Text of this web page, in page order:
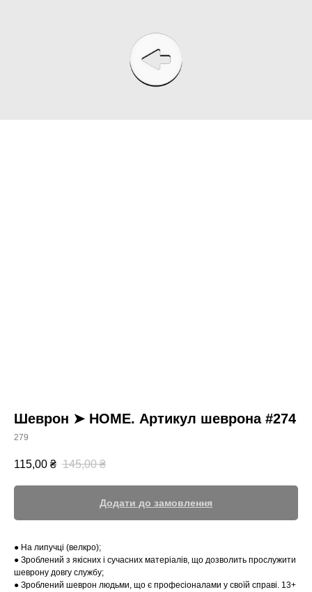
Шеврон ➤ HOME. Артикул шеврона #274
279
115,00 ₴ 145,00 ₴
Додати до замовлення
● На липучці (велкро);
● Зроблений з якісних і сучасних матеріалів, що дозволить прослужити
шеврону довгу службу;
● Зроблений шеврон людьми, що є професіоналами у своїй справі. 13+